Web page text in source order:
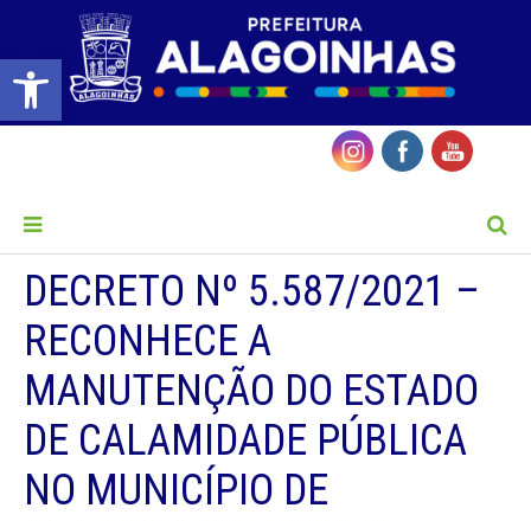
Barra de Ferramentas Aberta
DECRETO Nº 5.587/2021 –
RECONHECE A
MANUTENÇÃO DO ESTADO
DE CALAMIDADE PÚBLICA
NO MUNICÍPIO DE